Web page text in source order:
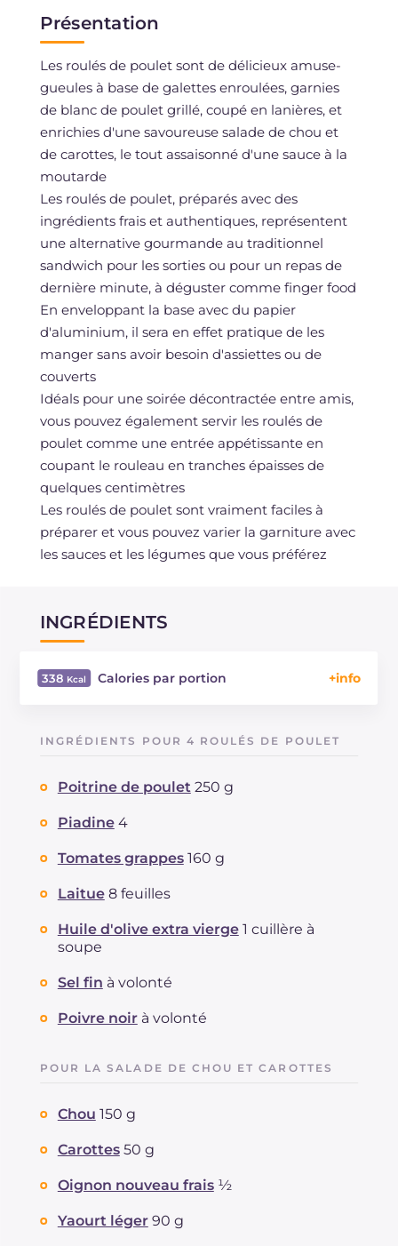
Présentation
Les roulés de poulet sont de délicieux amuse-
gueules à base de galettes enroulées, garnies
de blanc de poulet grillé, coupé en lanières, et
enrichies d'une savoureuse salade de chou et
de carottes, le tout assaisonné d'une sauce à la
moutarde
Les roulés de poulet, préparés avec des
ingrédients frais et authentiques, représentent
une alternative gourmande au traditionnel
sandwich pour les sorties ou pour un repas de
dernière minute, à déguster comme finger food
En enveloppant la base avec du papier
d'aluminium, il sera en effet pratique de les
manger sans avoir besoin d'assiettes ou de
couverts
Idéals pour une soirée décontractée entre amis,
vous pouvez également servir les roulés de
poulet comme une entrée appétissante en
coupant le rouleau en tranches épaisses de
quelques centimètres
Les roulés de poulet sont vraiment faciles à
préparer et vous pouvez varier la garniture avec
les sauces et les légumes que vous préférez
INGRÉDIENTS
338 Calories par portion
Graisses
dont acides gras saturés
Cholestérol
Sodium
INGRÉDIENTS POUR 4 ROULÉS DE POULET
Poitrine de poulet 250 g
Piadine 4
Tomates grappes 160 g
Laitue 8 feuilles
Huile d'olive extra vierge 1 cuillère à
soupe
Sel fin à volonté
Poivre noir à volonté
POUR LA SALADE DE CHOU ET CAROTTES
Chou 150 g
Carottes 50 g
Oignon nouveau frais ½
Yaourt léger 90 g